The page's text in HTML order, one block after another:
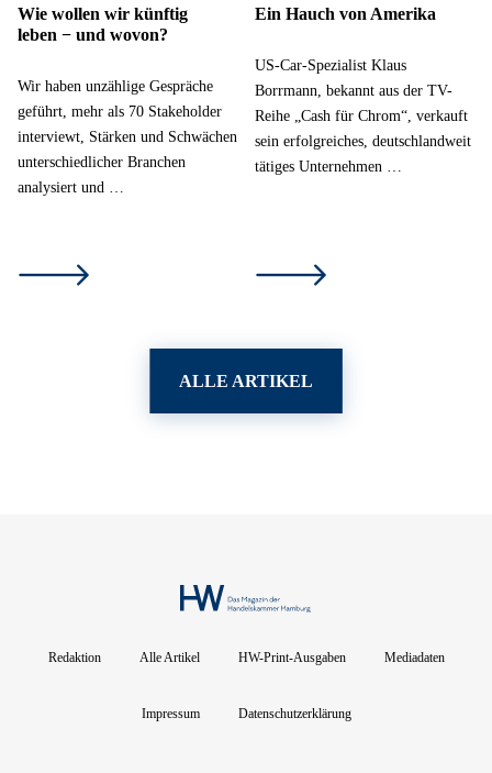
Wie wollen wir künftig
leben − und wovon?
Wir haben unzählige Gespräche
geführt, mehr als 70 Stakeholder
interviewt, Stärken und Schwächen
unterschiedlicher Branchen
analysiert und …
Ein Hauch von Amerika
US-Car-Spezialist Klaus
Borrmann, bekannt aus der TV-
Reihe „Cash für Chrom“, verkauft
sein erfolgreiches, deutschlandweit
tätiges Unternehmen …
ALLE ARTIKEL
Redaktion Alle Artikel HW-Print-Ausgaben Mediadaten
Impressum Datenschutzerklärung